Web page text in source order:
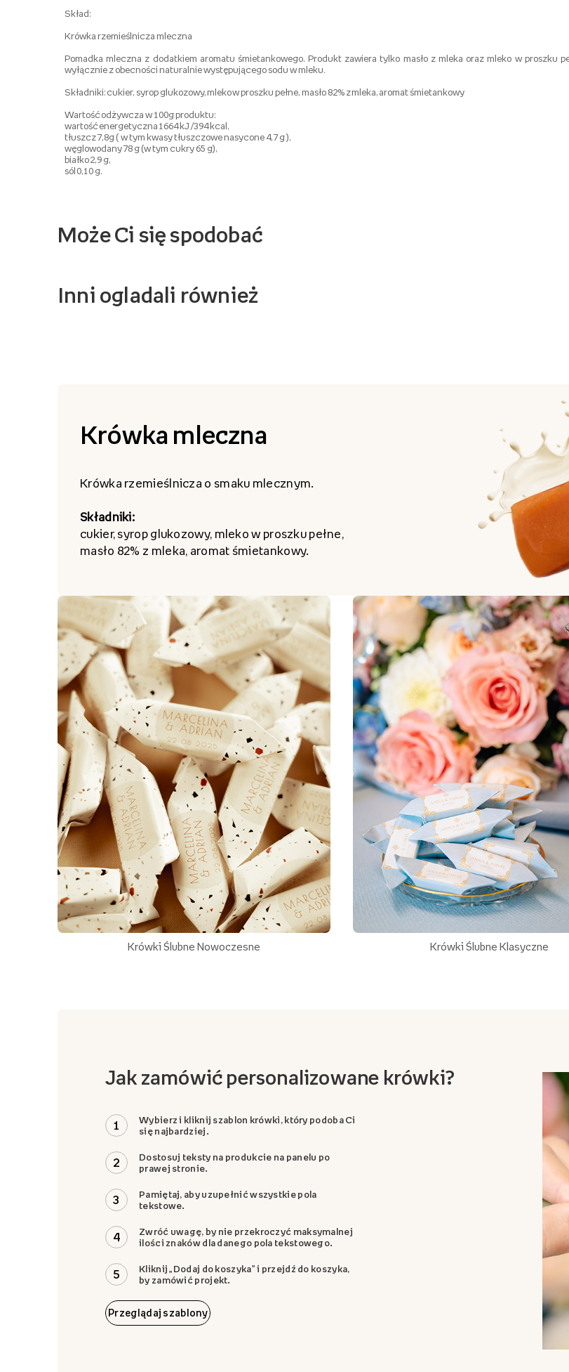
Skład:
Krówka rzemieślnicza mleczna
Pomadka mleczna z dodatkiem aromatu śmietankowego. Produkt zawiera tylko masło z mleka oraz mleko w proszku
wyłącznie z obecności naturalnie występującego sodu w mleku.
Składniki: cukier, syrop glukozowy, mleko w proszku pełne, masło 82% z mleka, aromat śmietankowy
Wartość odżywcza w 100g produktu:
wartość energetyczna 1664 kJ /394 kcal,
tłuszcz 7,8g ( w tym kwasy tłuszczowe nasycone 4,7 g ),
węglowodany 78 g (w tym cukry 65 g),
białko 2,9 g,
sól 0,10 g.
Może Ci się spodobać
Inni ogladali również
Krówka mleczna
Krówka rzemieślnicza o smaku mlecznym.
Składniki:
cukier, syrop glukozowy, mleko w proszku pełne,
masło 82% z mleka, aromat śmietankowy.
Krówki Ślubne Nowoczesne Krówki Ślubne Klasyczne
Jak zamówić personalizowane krówki?
1
Wybierz i kliknij szablon krówki, który podoba Ci
się najbardziej.
2
Dostosuj teksty na produkcie na panelu po
prawej stronie.
3
Pamiętaj, aby uzupełnić wszystkie pola
tekstowe.
4
Zwróć uwagę, by nie przekroczyć maksymalnej
ilości znaków dla danego pola tekstowego.
5
Kliknij „Dodaj do koszyka” i przejdź do koszyka,
by zamówić projekt.
Przeglądaj szablony